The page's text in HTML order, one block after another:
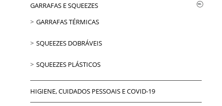
GARRAFAS E SQUEEZES
GARRAFAS TÉRMICAS
SQUEEZES DOBRÁVEIS
SQUEEZES PLÁSTICOS
HIGIENE, CUIDADOS PESSOAIS E COVID-19